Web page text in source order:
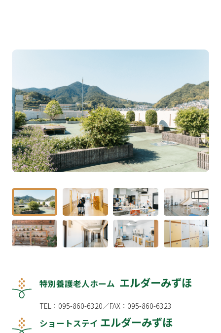
特別養護老人ホーム エルダーみずほ
TEL：095-860-6320／FAX：095-860-6323
ショートステイ エルダーみずほ